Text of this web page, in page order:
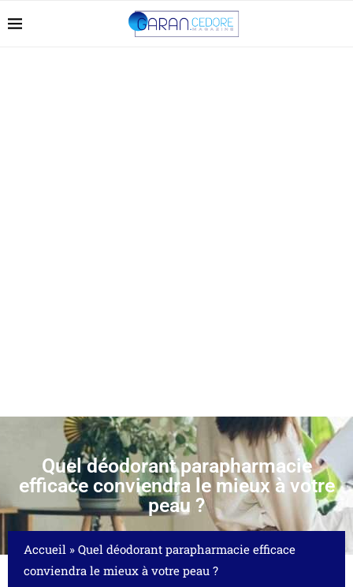
Quel déodorant parapharmacie
efficace conviendra le mieux à votre
peau ?
Accueil » Quel déodorant parapharmacie efficace
conviendra le mieux à votre peau ?